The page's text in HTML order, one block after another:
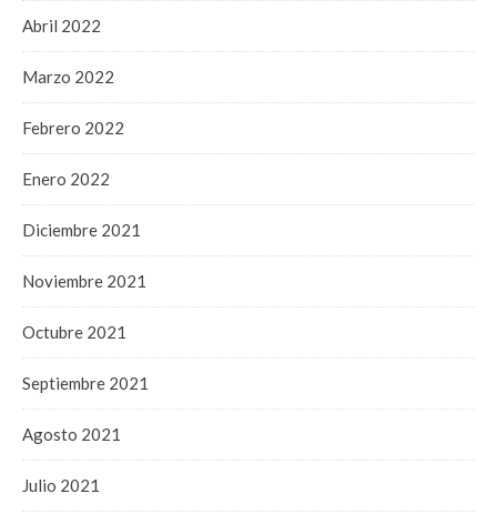
Abril 2022
Marzo 2022
Febrero 2022
Enero 2022
Diciembre 2021
Noviembre 2021
Octubre 2021
Septiembre 2021
Agosto 2021
Julio 2021